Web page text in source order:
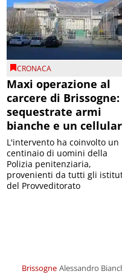
CRONACA
Maxi operazione al
carcere di Brissogne:
sequestrate armi
bianche e un
Brissogne Alessandro
L'intervento ha coinvolto un
centinaio di uomini della
Polizia penitenziaria,
provenienti da tutti gli
del Provveditorato